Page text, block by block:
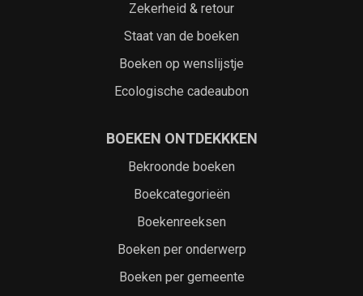
Zekerheid & retour
Staat van de boeken
Boeken op wenslijstje
Ecologische cadeaubon
BOEKEN ONTDEKKKEN
Bekroonde boeken
Boekcategorieën
Boekenreeksen
Boeken per onderwerp
Boeken per gemeente